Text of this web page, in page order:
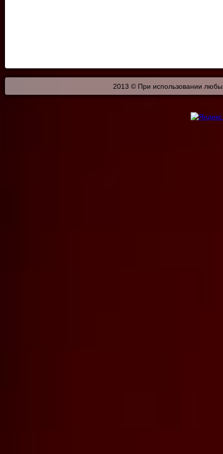
2013 © При использовании